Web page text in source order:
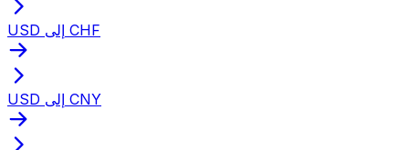
USD إلى CHF
USD إلى CNY